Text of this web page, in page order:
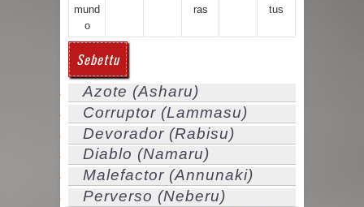
mund
o
ras
tus
Sebettu
Azote (Asharu)
Corruptor (Lammasu)
Devorador (Rabisu)
Diablo (Namaru)
Malefactor (Annunaki)
Perverso (Neberu)